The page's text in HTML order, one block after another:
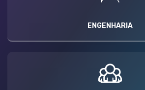
ENGENHARIA